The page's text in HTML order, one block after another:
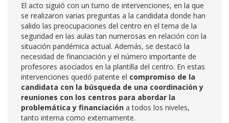
El acto siguió con un turno de intervenciones, en la que
se realizaron varias preguntas a la candidata donde han
salido las preocupaciones del centro en el tema de la
seguridad en las aulas tan numerosas en relación con la
situación pandémica actual. Además, se destacó la
necesidad de financiación y el número importante de
profesores asociados en la plantilla del centro. En estas
intervenciones quedó patente el compromiso de la
candidata con la búsqueda de una coordinación y
reuniones con los centros para abordar la
problemática y financiación a todos los niveles,
tanto interna como externamente.